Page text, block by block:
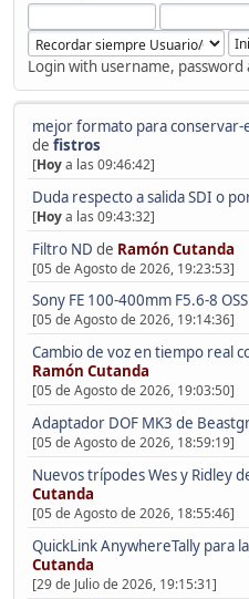
Login with username, password
mejor formato para conservar-
de fistros
[Hoya las 09:46:42]
Duda respecto a salida SDI o
[Hoya las 09:43:32]
Filtro ND de Ramón Cutanda
[05 de Agosto de 2026, 19:23:53]
Sony FE 100-400mm F5.6-8 OSS
[05 de Agosto de 2026, 19:14:36]
Cambio de voz en tiempo real
Ramón Cutanda
[05 de Agosto de 2026, 19:03:50]
Adaptador DOF MK3 de
[05 de Agosto de 2026, 18:59:19]
Nuevos trípodes Wes y Ridley
Cutanda
[05 de Agosto de 2026, 18:55:46]
QuickLink AnywhereTally para
Cutanda
[29 de Julio de 2026, 19:15:31]